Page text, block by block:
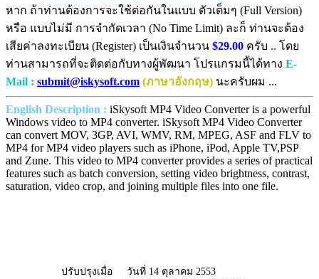
หาก ถ้าท่านต้องการจะใช้ต่อกันในแบบ ตัวเต็มๆ (Full Version)
หรือ แบบไม่มี การจำกัดเวลา (No Time Limit) ละก็ ท่านจะต้อง
เสียค่าลงทะเบียน (Register) เป็นเงินจำนวน $29.00 ครับ .. โดย
ท่านสามารถที่จะติดต่อกับทางผู้พัฒนา โปรแกรมนี้ได้ทาง E-
Mail : submit@iskysoft.com (ภาษาอังกฤษ) นะครับผม ...
English Description : iSkysoft MP4 Video Converter is a powerful
Windows video to MP4 converter. iSkysoft MP4 Video Converter
can convert MOV, 3GP, AVI, WMV, RM, MPEG, ASF and FLV to
MP4 for MP4 video players such as iPhone, iPod, Apple TV,PSP
and Zune. This video to MP4 converter provides a series of practical
features such as batch conversion, setting video brightness, contrast,
saturation, video crop, and joining multiple files into one file.
ปรับปรุงเมื่อ วันที่ 14 ตุลาคม 2553